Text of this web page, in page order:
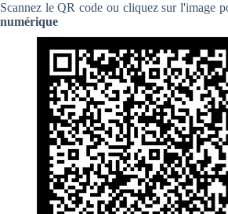
Scannez le QR code ou cliquez sur l'image
numérique